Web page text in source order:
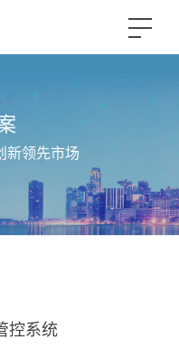
新领先市场
控系统